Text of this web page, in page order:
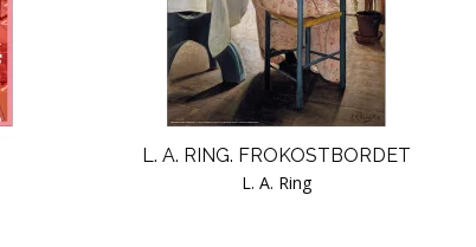
L. A. RING. FROKOSTBORDET
L. A. Ring